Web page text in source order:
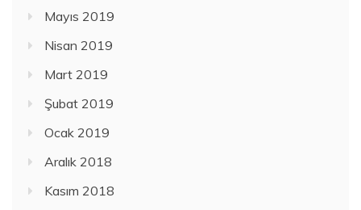
Mayıs 2019
Nisan 2019
Mart 2019
Şubat 2019
Ocak 2019
Aralık 2018
Kasım 2018